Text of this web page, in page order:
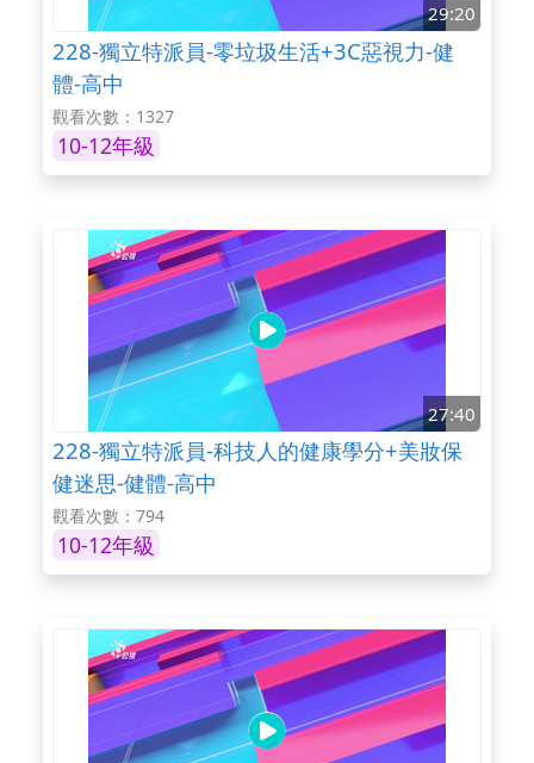
29:20
228-獨立特派員-零垃圾生活+3C惡視力-健
體-高中
觀看次數：1327
10-12年級
27:40
228-獨立特派員-科技人的健康學分+美妝保
健迷思-健體-高中
觀看次數：794
10-12年級